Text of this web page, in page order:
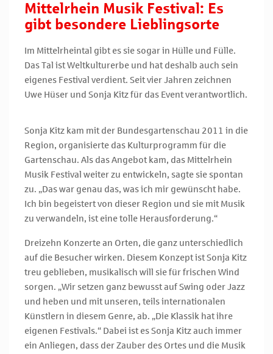
Mittelrhein Musik Festival: Es
gibt besondere Lieblingsorte
Im Mittelrheintal gibt es sie sogar in Hülle und Fülle.
Das Tal ist Weltkulturerbe und hat deshalb auch sein
eigenes Festival verdient. Seit vier Jahren zeichnen
Uwe Hüser und Sonja Kitz für das Event verantwortlich.
Sonja Kitz kam mit der Bundesgartenschau 2011 in die
Region, organisierte das Kulturprogramm für die
Gartenschau. Als das Angebot kam, das Mittelrhein
Musik Festival weiter zu entwickeln, sagte sie spontan
zu. „Das war genau das, was ich mir gewünscht habe.
Ich bin begeistert von dieser Region und sie mit Musik
zu verwandeln, ist eine tolle Herausforderung.“
Dreizehn Konzerte an Orten, die ganz unterschiedlich
auf die Besucher wirken. Diesem Konzept ist Sonja Kitz
treu geblieben, musikalisch will sie für frischen Wind
sorgen. „Wir setzen ganz bewusst auf Swing oder Jazz
und heben und mit unseren, teils internationalen
Künstlern in diesem Genre, ab. „Die Klassik hat ihre
eigenen Festivals.“ Dabei ist es Sonja Kitz auch immer
ein Anliegen, dass der Zauber des Ortes und die Musik